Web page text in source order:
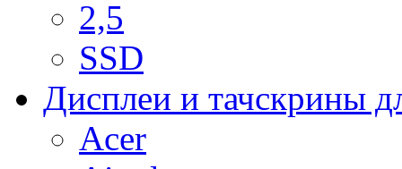
2,5
SSD
Дисплеи и тачскрины
Acer